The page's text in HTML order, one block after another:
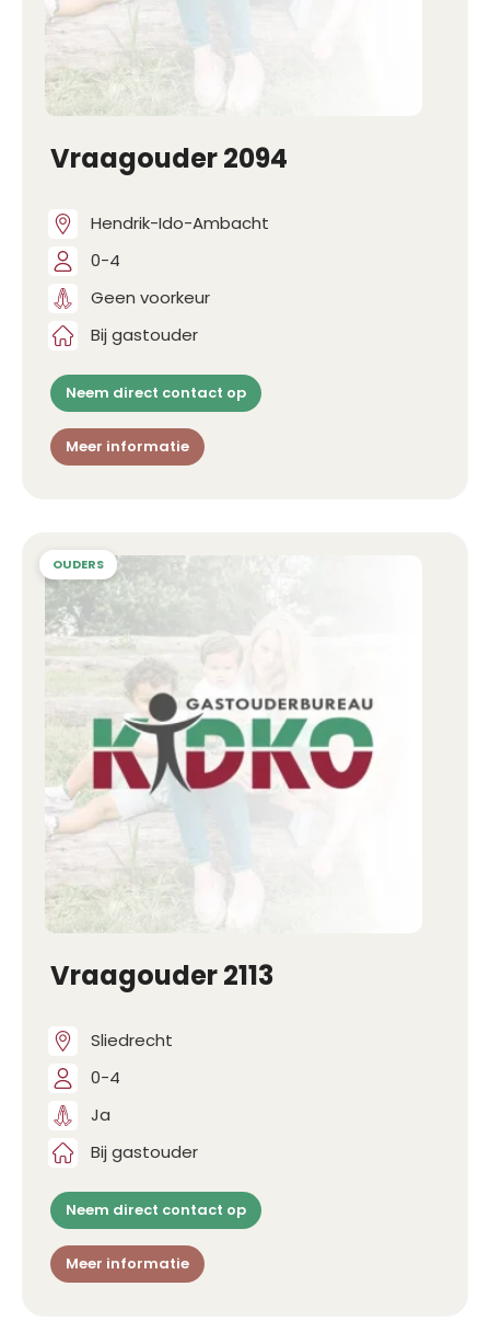
Vraagouder 2094
Hendrik-Ido-Ambacht
0-4
Geen voorkeur
Bij gastouder
Neem direct contact op
Meer informatie
Vraagouder 2113
Sliedrecht
0-4
Ja
Bij gastouder
Neem direct contact op
Meer informatie